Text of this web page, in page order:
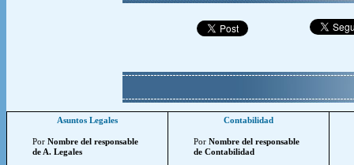
Asuntos Legales
Por Nombre del responsable
de A. Legales
Contabilidad
Por Nombre del responsable
de Contabilidad